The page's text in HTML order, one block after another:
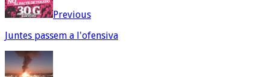
Previous
Juntes passem a l'ofensiva